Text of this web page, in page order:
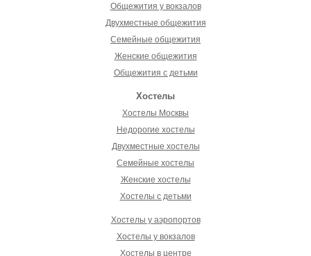
Общежития у вокзалов
Двухместные общежития
Семейные общежития
Женские общежития
Общежития с детьми
Хостелы
Хостелы Москвы
Недорогие хостелы
Двухместные хостелы
Семейные хостелы
Женские хостелы
Хостелы с детьми
Хостелы у аэропортов
Хостелы у вокзалов
Хостелы в центре